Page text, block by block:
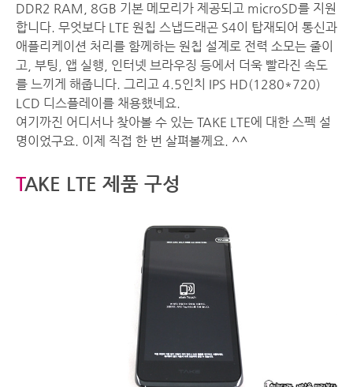
DDR2 RAM, 8GB 기본 메모리가 제공되고 microSD를 지원
합니다. 무엇보다 LTE 원칩 스냅드래곤 S4이 탑재되어 통신과
애플리케이션 처리를 함께하는 원칩 설계로 전력 소모는 줄이
고, 부팅, 앱 실행, 인터넷 브라우징 등에서 더욱 빨라진 속도
를 느끼게 해줍니다. 그리고 4.5인치 IPS HD(1280*720)
LCD 디스플레이를 채용했네요.
여기까진 어디서나 찾아볼 수 있는 TAKE LTE에 대한 스펙 설
명이었구요. 이제 직접 한 번 살펴볼께요. ^^
TAKE LTE 제품 구성